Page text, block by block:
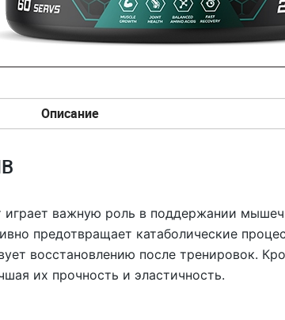
Описание
играет важную роль в поддержании
предотвращает катаболические
восстановлению после тренировок.
их прочность и эластичность.